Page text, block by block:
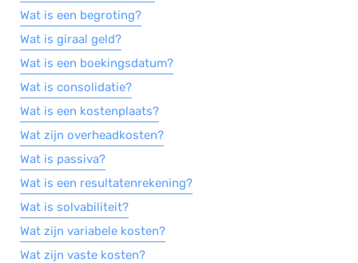
Wat is een begroting?
Wat is giraal geld?
Wat is een boekingsdatum?
Wat is consolidatie?
Wat is een kostenplaats?
Wat zijn overheadkosten?
Wat is passiva?
Wat is een resultatenrekening?
Wat is solvabiliteit?
Wat zijn variabele kosten?
Wat zijn vaste kosten?